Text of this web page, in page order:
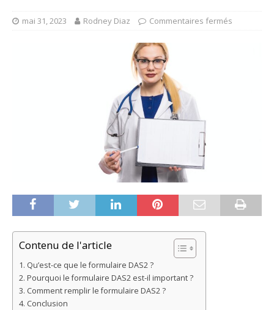
mai 31, 2023 Rodney Diaz Commentaires fermés
Contenu de l'article
Qu’est-ce que le formulaire DAS2 ?
Pourquoi le formulaire DAS2 est-il important ?
Comment remplir le formulaire DAS2 ?
Conclusion